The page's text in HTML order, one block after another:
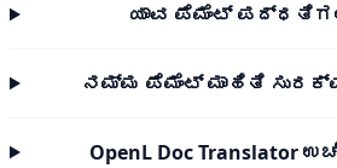
ಯಾವ ಪೆಮೆಂಟ್
ನಮ್ಮ ಪೆಮೆಂಟ್ ಮಾಹಿತಿ
OpenL Doc Translator